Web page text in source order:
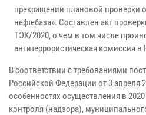
прекращении плановой проверки
нефтебаза». Составлен акт
ТЭК/2020, о чем в том числе
антитеррористическая комиссия
В соответствии с требованиями
Российской Федерации от 3 апреля
особенностях осуществления в
контроля (надзора),